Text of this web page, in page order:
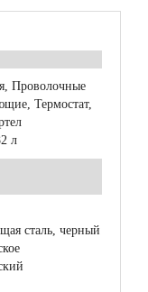
Проволочные
Термостат,
л
сталь, черный